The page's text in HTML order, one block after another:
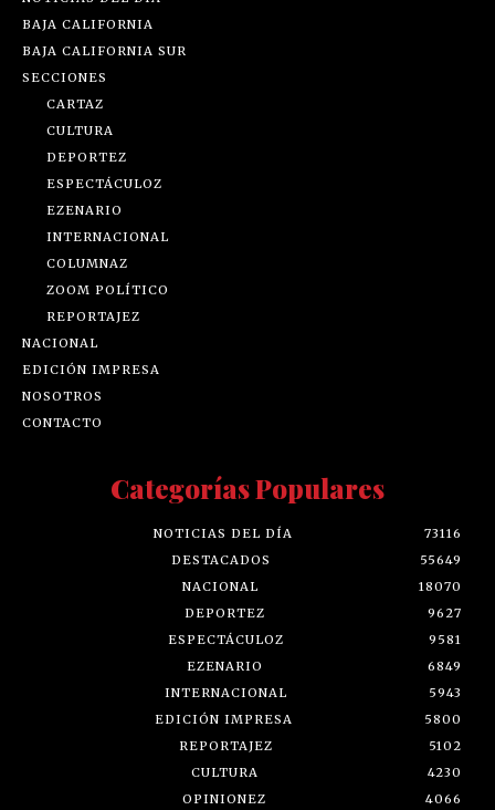
BAJA CALIFORNIA
BAJA CALIFORNIA SUR
SECCIONES
CARTAZ
CULTURA
DEPORTEZ
ESPECTÁCULOZ
EZENARIO
INTERNACIONAL
COLUMNAZ
ZOOM POLÍTICO
REPORTAJEZ
NACIONAL
EDICIÓN IMPRESA
NOSOTROS
CONTACTO
Categorías Populares
NOTICIAS DEL DÍA
73116
DESTACADOS
55649
NACIONAL
18070
DEPORTEZ
9627
ESPECTÁCULOZ
9581
EZENARIO
6849
INTERNACIONAL
5943
EDICIÓN IMPRESA
5800
REPORTAJEZ
5102
CULTURA
4230
OPINIONEZ
4066